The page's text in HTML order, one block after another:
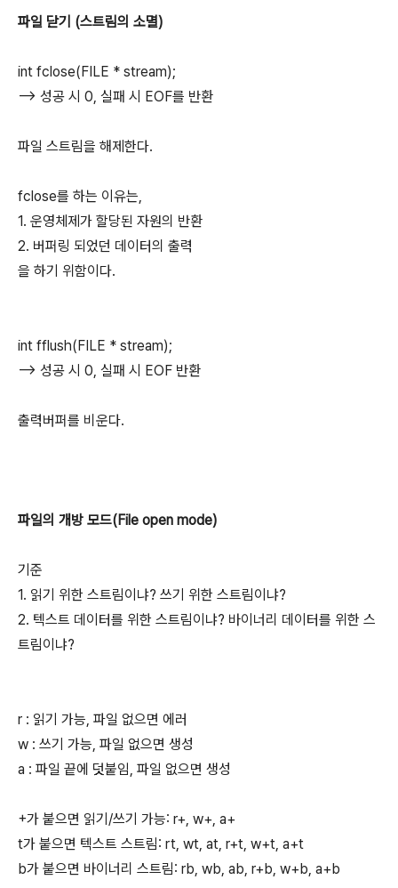
파일 닫기 (스트림의 소멸)
int fclose(FILE * stream);
--> 성공 시 0, 실패 시 EOF를 반환
파일 스트림을 해제한다.
fclose를 하는 이유는,
1. 운영체제가 할당된 자원의 반환
2. 버퍼링 되었던 데이터의 출력
을 하기 위함이다.
int fflush(FILE * stream);
--> 성공 시 0, 실패 시 EOF 반환
출력버퍼를 비운다.
파일의 개방 모드(File open mode)
기준
1. 읽기 위한 스트림이냐? 쓰기 위한 스트림이냐?
2. 텍스트 데이터를 위한 스트림이냐? 바이너리 데이터를 위한 스
트림이냐?
r : 읽기 가능, 파일 없으면 에러
w : 쓰기 가능, 파일 없으면 생성
a : 파일 끝에 덧붙임, 파일 없으면 생성
+가 붙으면 읽기/쓰기 가능: r+, w+, a+
t가 붙으면 텍스트 스트림: rt, wt, at, r+t, w+t, a+t
b가 붙으면 바이너리 스트림: rb, wb, ab, r+b, w+b, a+b